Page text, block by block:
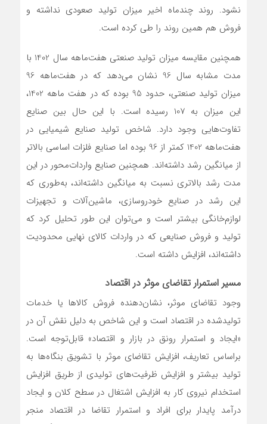
نشود. روند چندماه اخیر میزان تولید صعودی نداشته و
فروش هم همین روند را طی کرده است.
همچنین مقایسه میزان تولید صنعتی هفت‌ماهه سال 1402 با
مدت مشابه سال 96‌ نشان می‌دهد که در هفت‌ماهه 96
میزان تولید صنعتی، حدود 95 بوده که در هفت ماهه 1402،
این میزان به 107 رسیده است. با این حال بین صنایع
تفاوت‌‌‌هایی وجود دارد. شاخص تولید صنایع شیمیایی در
هفت‌ماهه 1402 کمتر از 96 بوده اما صنایع فلزات اساسی بالاتر
از میانگین رشد داشته‌اند. همچنین صنایع واردات‌محور در این
مدت رشد بالاتری نسبت به میانگین داشته‌‌‌اند، به‌طوری که
این رشد در صنایع خودروسازی، ماشین‌‌‌آلات و تجهیزات
لوازم‌خانگی بیشتر است و می‌‌‌توان این طور تحلیل کرد که
تولید و فروش صنایعی که در واردات کالای نهایی محدودیت
داشته‌‌‌اند، افزایش داشته است.
مسیر استمرار تقاضای موثر در اقتصاد
وجود تقاضای موثر، نشان‌دهنده فروش کالاها یا خدمات
تولیدشده در اقتصاد است و این شاخص به دلیل نقش آن در
«ایجاد و استمرار رونق در بازار و اقتصاد» قابل‌توجه است.
براساس تعاریف، افزایش تقاضای موثر با تشویق بنگاه‌‌‌ها به
تولید بیشتر و افزایش ظرفیت‌‌‌های تولیدی از طریق افزایش
استخدام نیروی کار به افزایش اشتغال در سطح کلان و ایجاد
درآمد پایدار برای افراد و استمرار تقاضا در اقتصاد منجر